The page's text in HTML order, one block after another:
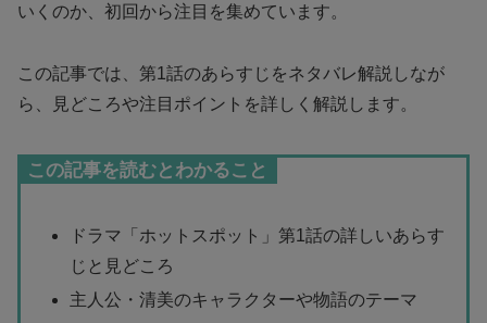
いくのか、初回から注目を集めています。
この記事では、第1話のあらすじをネタバレ解説しなが
ら、見どころや注目ポイントを詳しく解説します。
この記事を読むとわかること
ドラマ「ホットスポット」第1話の詳しいあらす
じと見どころ
主人公・清美のキャラクターや物語のテーマ